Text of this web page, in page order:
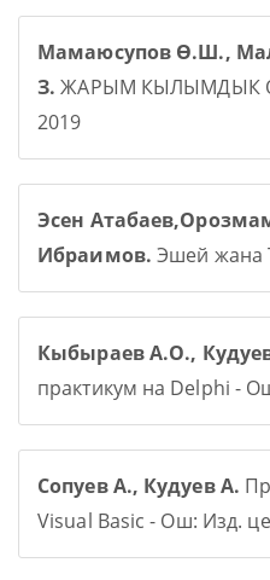
Мамаюсупов Ө.Ш.,
З. ЖАРЫМ КЫЛЫМДЫК
2019
Эсен
Ибраимов. Эшей жана
Кыбыраев А.О.,
практикум на Delphi -
Сопуев А., Кудуев А.
Visual Basic - Ош: Изд.